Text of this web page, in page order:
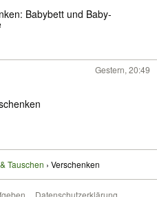
Babybett und Baby-
Gestern, 20:49
Tauschen Verschenken